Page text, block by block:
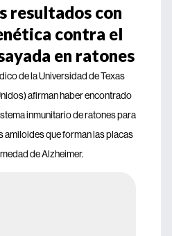
resultados con
contra el
en ratones
de la Universidad de Texas
afirman haber encontrado
inmunitario de ratones para
amiloides que forman las placas
de Alzheimer.